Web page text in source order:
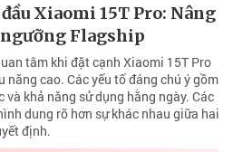
Xiaomi 15T Pro: Nâng
Flagship
tâm khi đặt cạnh Xiaomi 15T Pro
cao. Các yếu tố đáng chú ý gồm
và khả năng sử dụng hằng ngày. Các
dung rõ hơn sự khác nhau giữa hai
định.